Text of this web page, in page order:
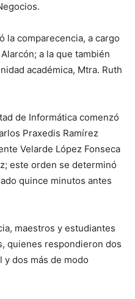
la comparecencia, a cargo
a la que también
académica, Mtra. Ruth
de Informática comenzó
Praxedis Ramírez
Velarde López Fonseca
este orden se determinó
quince minutos antes
maestros y estudiantes
quienes respondieron dos
dos más de modo